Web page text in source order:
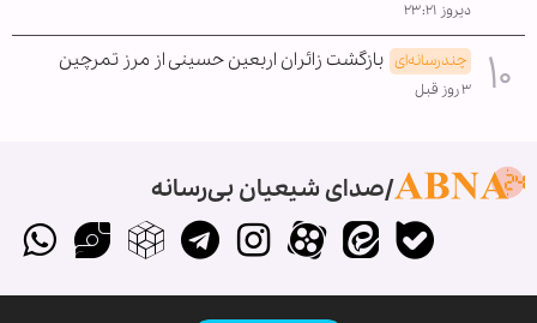
دیروز ۲۳:۲۱
چندرسانه‌ای بازگشت زائران اربعین حسینی از مرز تمرچین
۳ روز قبل
صدای شیعیان بی‌رسانه